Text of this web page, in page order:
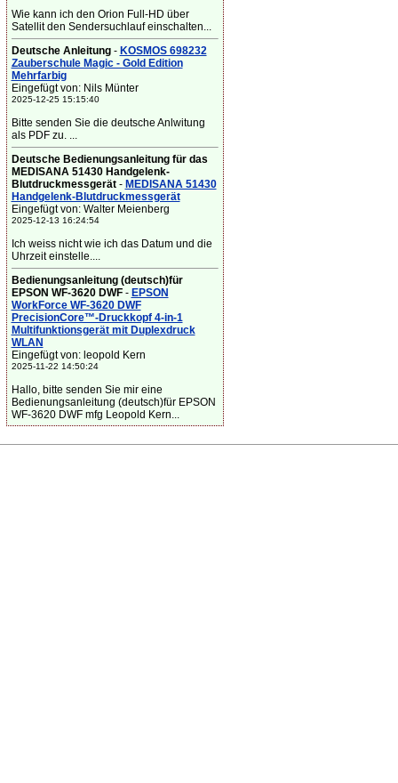
Wie kann ich den Orion Full-HD über
Satellit den Sendersuchlauf einschalten...
Deutsche Anleitung- KOSMOS 698232
Zauberschule Magic - Gold Edition
Mehrfarbig
Eingefügt von: Nils Münter
2025-12-25 15:15:40
Bitte senden Sie die deutsche Anlwitung
als PDF zu. ...
Deutsche Bedienungsanleitung für das
MEDISANA 51430 Handgelenk-
Blutdruckmessgerät- MEDISANA 51430
Handgelenk-Blutdruckmessgerät
Eingefügt von: Walter Meienberg
2025-12-13 16:24:54
Ich weiss nicht wie ich das Datum und die
Uhrzeit einstelle....
Bedienungsanleitung (deutsch)für
EPSON WF-3620 DWF- EPSON
WorkForce WF-3620 DWF
PrecisionCore™-Druckkopf 4-in-1
Multifunktionsgerät mit Duplexdruck
WLAN
Eingefügt von: leopold Kern
2025-11-22 14:50:24
Hallo, bitte senden Sie mir eine
Bedienungsanleitung (deutsch)für EPSON
WF-3620 DWF mfg Leopold Kern...